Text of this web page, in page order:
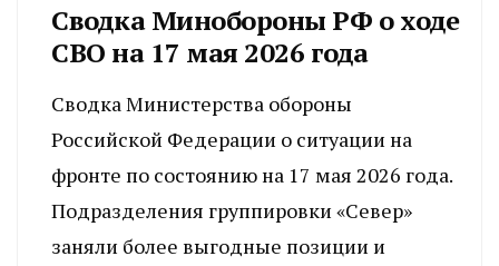
Сводка Минобороны РФ о ходе
СВО на 17 мая 2026 года
Сводка Министерства обороны
Российской Федерации о ситуации на
фронте по состоянию на 17 мая 2026 года.
Подразделения группировки «Север»
заняли более выгодные позиции и